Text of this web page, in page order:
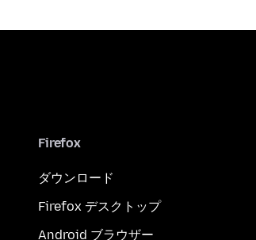
Firefox
ダウンロード
Firefox デスクトップ
Android ブラウザー